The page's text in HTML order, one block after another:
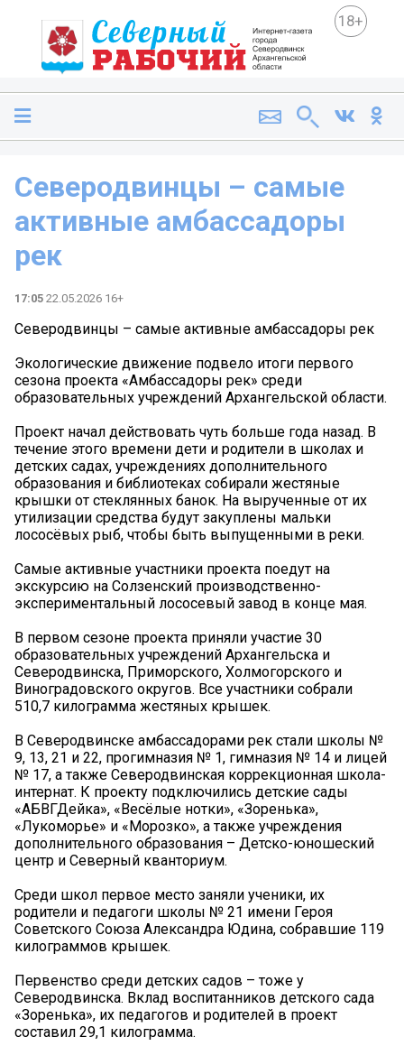
18+
Северодвинцы – самые
активные амбассадоры
рек
17:05 22.05.2026 16+
Северодвинцы – самые активные амбассадоры рек
Экологические движение подвело итоги первого
сезона проекта «Амбассадоры рек» среди
образовательных учреждений Архангельской области.
Проект начал действовать чуть больше года назад. В
течение этого времени дети и родители в школах и
детских садах, учреждениях дополнительного
образования и библиотеках собирали жестяные
крышки от стеклянных банок. На вырученные от их
утилизации средства будут закуплены мальки
лососёвых рыб, чтобы быть выпущенными в реки.
Самые активные участники проекта поедут на
экскурсию на Солзенский производственно-
экспериментальный лососевый завод в конце мая.
В первом сезоне проекта приняли участие 30
образовательных учреждений Архангельска и
Северодвинска, Приморского, Холмогорского и
Виноградовского округов. Все участники собрали
510,7 килограмма жестяных крышек.
В Северодвинске амбассадорами рек стали школы №
9, 13, 21 и 22, прогимназия № 1, гимназия № 14 и лицей
№ 17, а также Северодвинская коррекционная школа-
интернат. К проекту подключились детские сады
«АБВГДейка», «Весёлые нотки», «Зоренька»,
«Лукоморье» и «Морозко», а также учреждения
дополнительного образования – Детско-юношеский
центр и Северный кванториум.
Среди школ первое место заняли ученики, их
родители и педагоги школы № 21 имени Героя
Советского Союза Александра Юдина, собравшие 119
килограммов крышек.
Первенство среди детских садов – тоже у
Северодвинска. Вклад воспитанников детского сада
«Зоренька», их педагогов и родителей в проект
составил 29,1 килограмма.